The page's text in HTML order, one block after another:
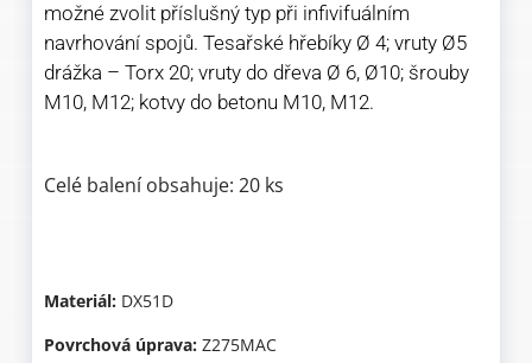
možné zvolit příslušný typ při infivifuálním
navrhování spojů. Tesařské hřebíky Ø 4; vruty Ø5
drážka – Torx 20; vruty do dřeva Ø 6, Ø10; šrouby
M10, M12; kotvy do betonu M10, M12.
Celé balení obsahuje: 20 ks
Materiál: DX51D
Povrchová úprava: Z275MAC